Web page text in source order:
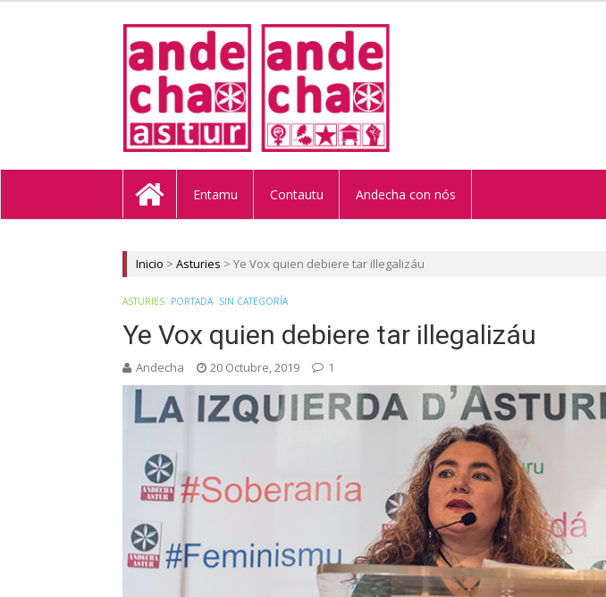
ANDECHA ASTUR
Entamu Contautu Andecha con nós
Inicio > Asturies > Ye Vox quien debiere tar illegalizáu
ASTURIES PORTADA SIN CATEGORÍA
Ye Vox quien debiere tar illegalizáu
Andecha 20 Octubre, 2019 1